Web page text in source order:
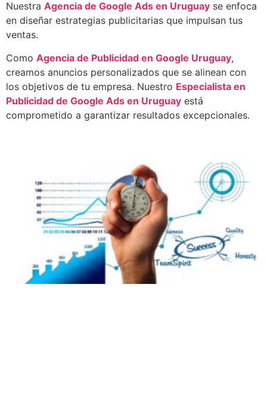
Nuestra Agencia de Google Ads en Uruguay se enfoca
en diseñar estrategias publicitarias que impulsan tus
ventas.
Como Agencia de Publicidad en Google Uruguay,
creamos anuncios personalizados que se alinean con
los objetivos de tu empresa. Nuestro Especialista en
Publicidad de Google Ads en Uruguay está
comprometido a garantizar resultados excepcionales.